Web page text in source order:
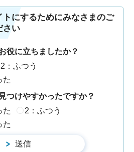
トにするためにみなさまのご
さい
役に立ちましたか？
2：ふつう
た
つけやすかったですか？
た
2：ふつう
た